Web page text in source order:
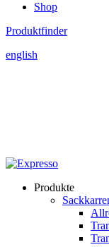
Shop
Produktfinder
english
Produkte